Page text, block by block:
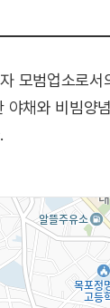
모범업소로
채와 비빔양